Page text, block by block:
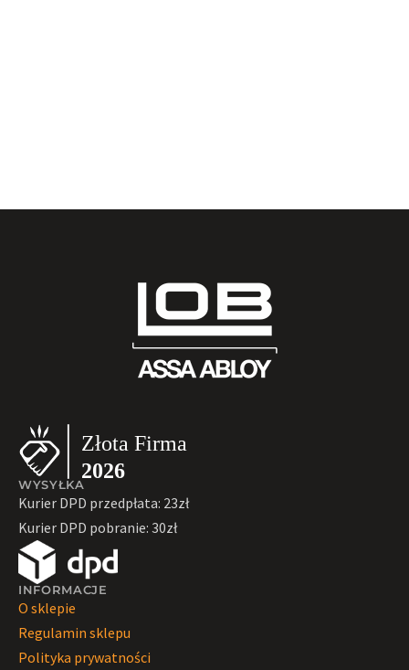
WYSYŁKA
Kurier DPD przedpłata: 23zł
Kurier DPD pobranie: 30zł
INFORMACJE
O sklepie
Regulamin sklepu
Polityka prywatności